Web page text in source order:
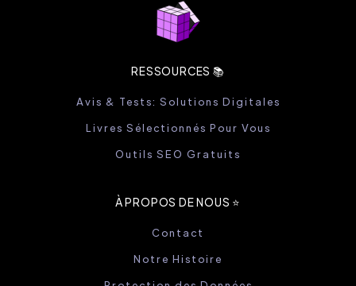
RESSOURCES 📚
Avis & Tests: Solutions Digitales
Livres Sélectionnés Pour Vous
Outils SEO Gratuits
À PROPOS DE NOUS ⭐️
Contact
Notre Histoire